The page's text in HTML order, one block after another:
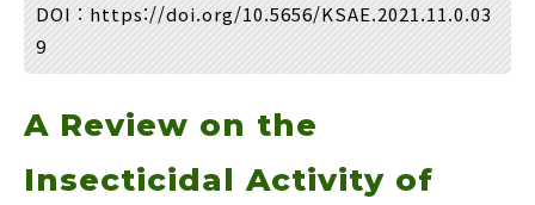
Search
Adode Reader(link)
DOI : https://doi.org/10.5656/KSAE.2021.11.0.03
9
A Review on the
Insecticidal Activity of